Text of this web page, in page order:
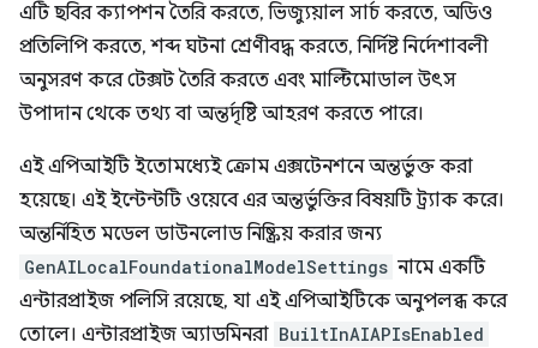
এটি ছবির ক্যাপশন তৈরি করতে, ভিজ্যুয়াল সার্চ করতে, অডিও
প্রতিলিপি করতে, শব্দ ঘটনা শ্রেণীবদ্ধ করতে, নির্দিষ্ট নির্দেশাবলী
অনুসরণ করে টেক্সট তৈরি করতে এবং মাল্টিমোডাল উৎস
উপাদান থেকে তথ্য বা অন্তর্দৃষ্টি আহরণ করতে পারে।
এই এপিআইটি ইতোমধ্যেই ক্রোম এক্সটেনশনে অন্তর্ভুক্ত করা
হয়েছে। এই ইন্টেন্টটি ওয়েবে এর অন্তর্ভুক্তির বিষয়টি ট্র্যাক করে।
অন্তর্নিহিত মডেল ডাউনলোড নিষ্ক্রিয় করার জন্য
GenAILocalFoundationalModelSettings নামে একটি
এন্টারপ্রাইজ পলিসি রয়েছে, যা এই এপিআইটিকে অনুপলব্ধ করে
তোলে। এন্টারপ্রাইজ অ্যাডমিনরা BuiltInAIAPIsEnabled